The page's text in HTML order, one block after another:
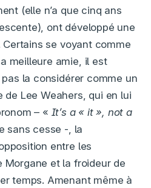
(elle n’a que cinq ans
ont développé une
se voyant comme
meilleure amie, il est
la considérer comme un
de Lee Weahers, qui en lui
– « It’s a « it », not a
sans cesse -, la
entre les
Morgane et la froideur de
temps. Amenant même à